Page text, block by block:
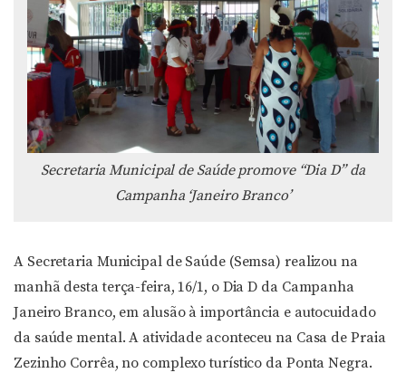
Secretaria Municipal de Saúde promove “Dia D” da
Campanha ‘Janeiro Branco’
A Secretaria Municipal de Saúde (Semsa) realizou na
manhã desta terça-feira, 16/1, o Dia D da Campanha
Janeiro Branco, em alusão à importância e autocuidado
da saúde mental. A atividade aconteceu na Casa de Praia
Zezinho Corrêa, no complexo turístico da Ponta Negra.